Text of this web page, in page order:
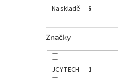
Na skladě 6
Značky
JOYTECH 1